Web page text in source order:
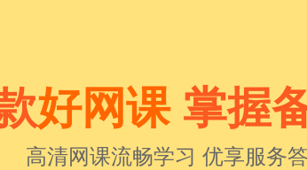
好网课掌握
高清网课流畅学习 优享服务